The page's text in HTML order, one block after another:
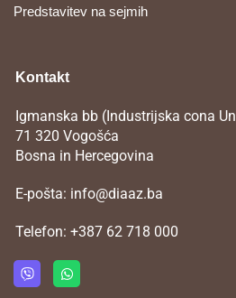
Predstavitev na sejmih
Kontakt
Igmanska bb (Industrijska cona
71 320 Vogošća
Bosna in Hercegovina
E-pošta: info@diaaz.ba
Telefon: +387 62 718 000